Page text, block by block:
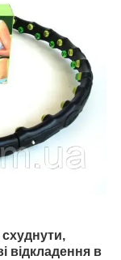
відкладення в